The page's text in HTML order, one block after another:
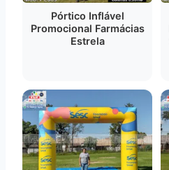
Pórtico Inflável
Promocional Farmácias
Estrela